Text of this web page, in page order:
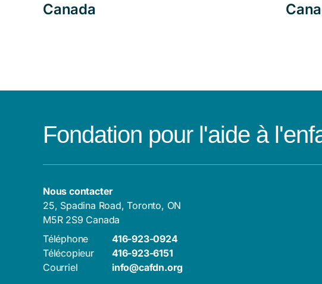
Canada
Fondation pour l'aide à
Nous contacter
25, Spadina Road, Toronto, ON
M5R 2S9 Canada
Téléphone
416-923-0924
Télécopieur
416-923-6151
Courriel
info@cafdn.org